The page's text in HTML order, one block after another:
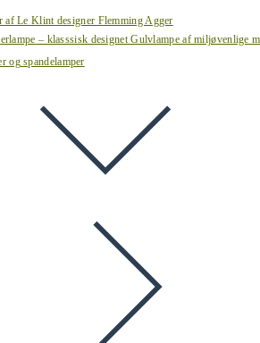
af Le Klint designer Flemming Agger
– klasssisk designet Gulvlampe af miljøvenlige
og spandelamper